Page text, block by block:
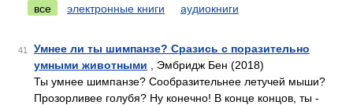
все
электронные книги аудиокниги
41
Умнее ли ты шимпанзе? Сразись с поразительно
умными животными , Эмбридж Бен (2018)
Ты умнее шимпанзе? Сообразительнее летучей мыши?
Прозорливее голубя? Ну конечно! В конце концов, ты -